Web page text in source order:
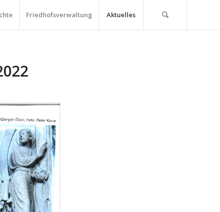
Friedhofsverwaltung Aktuelles